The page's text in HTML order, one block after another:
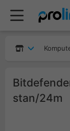
stan/24m